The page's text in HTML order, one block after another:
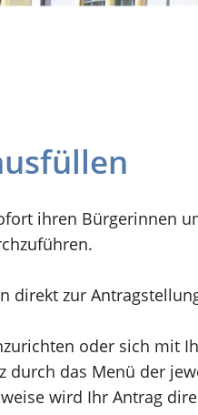
ihren Bürgerinnen
direkt zur
oder sich mit
durch das Menü der
wird Ihr Antrag